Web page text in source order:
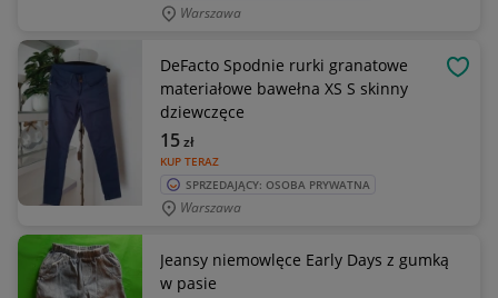
Warszawa
DeFacto Spodnie rurki granatowe
materiałowe bawełna XS S skinny
dziewczęce
KUP TERAZ
15zł
SPRZEDAJĄCY: OSOBA PRYWATNA
Warszawa
Jeansy niemowlęce Early Days z gumką
w pasie